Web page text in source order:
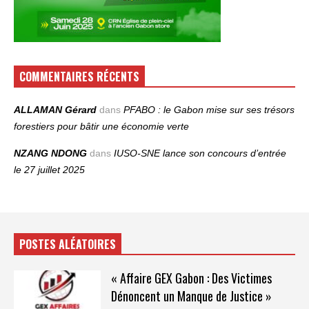
COMMENTAIRES RÉCENTS
ALLAMAN Gérard dans PFABO : le Gabon mise sur ses trésors
forestiers pour bâtir une économie verte
NZANG NDONG dans IUSO‑SNE lance son concours d’entrée
le 27 juillet 2025
POSTES ALÉATOIRES
« Affaire GEX Gabon : Des Victimes
Dénoncent un Manque de Justice »